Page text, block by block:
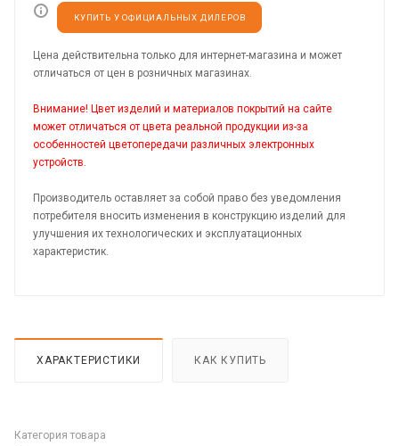
КУПИТЬ У ОФИЦИАЛЬНЫХ ДИЛЕРОВ
Цена действительна только для интернет-магазина и может
отличаться от цен в розничных магазинах.
Внимание! Цвет изделий и материалов покрытий на сайте
может отличаться от цвета реальной продукции из-за
особенностей цветопередачи различных электронных
устройств.
Производитель оставляет за собой право без уведомления
потребителя вносить изменения в конструкцию изделий для
улучшения их технологических и эксплуатационных
характеристик.
ХАРАКТЕРИСТИКИ КАК КУПИТЬ
Категория товара